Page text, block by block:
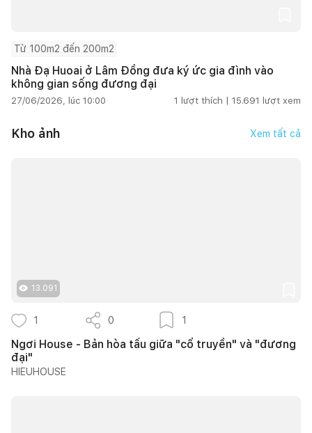
Từ 100m2 đến 200m2
Nhà Đạ Huoai ở Lâm Đồng đưa ký ức gia đình vào
không gian sống đương đại
27/06/2026, lúc 10:00 1 lượt thích | 15.691 lượt xem
Kho ảnh Xem tất cả
13.091
1 0 1
Ngơi House - Bản hòa tấu giữa "cổ truyền" và "đương
đại"
HIEUHOUSE